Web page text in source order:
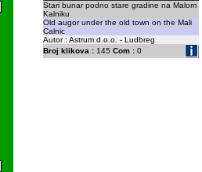
Stari bunar podno stare gradine na Malom
Kalniku
Old augor under the old town on the Mali
Calnic
Autor : Astrum d.o.o. - Ludbreg
Broj klikova :145 Com :0